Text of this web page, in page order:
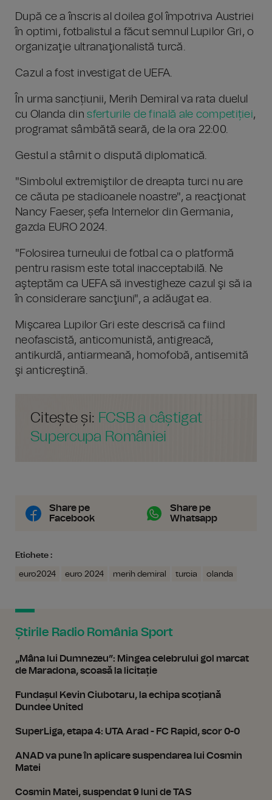
După ce a înscris al doilea gol împotriva Austriei
în optimi, fotbalistul a făcut semnul Lupilor Gri, o
organizaţie ultranaţionalistă turcă.
Cazul a fost investigat de UEFA.
În urma sancțiunii, Merih Demiral va rata duelul
cu Olanda dinsferturile de finală ale competiției,
programat sâmbătă seară, de la ora 22:00.
Gestul a stârnit o dispută diplomatică.
"Simbolul extremiştilor de dreapta turci nu are
ce căuta pe stadioanele noastre", a reacţionat
Nancy Faeser, șefa Internelor din Germania,
gazda EURO 2024.
"Folosirea turneului de fotbal ca o platformă
pentru rasism este total inacceptabilă. Ne
aşteptăm ca UEFA să investigheze cazul şi să ia
în considerare sancţiuni", a adăugat ea.
Mişcarea Lupilor Gri este descrisă ca fiind
neofascistă, anticomunistă, antigreacă,
antikurdă, antiarmeană, homofobă, antisemită
şi anticreştină.
Citește și: FCSB a câștigat
Supercupa României
Share pe
Facebook
Share pe
Whatsapp
Etichete :
euro2024 euro 2024 merih demiral turcia olanda
Știrile Radio România Sport
„Mâna lui Dumnezeu”: Mingea celebrului gol marcat
de Maradona, scoasă la licitație
Fundașul Kevin Ciubotaru, la echipa scoțiană
Dundee United
SuperLiga, etapa 4: UTA Arad - FC Rapid, scor 0-0
ANAD va pune în aplicare suspendarea lui Cosmin
Matei
Cosmin Matei, suspendat 9 luni de TAS